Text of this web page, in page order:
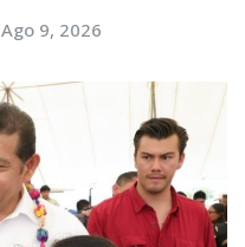
Ago 9, 2026